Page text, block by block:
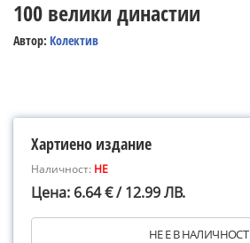
100 велики династии
Автор: Колектив
Хартиено издание
Наличност: НЕ
Цена: 6.64 € / 12.99 ЛВ.
НЕ Е В НАЛИЧНОСТ